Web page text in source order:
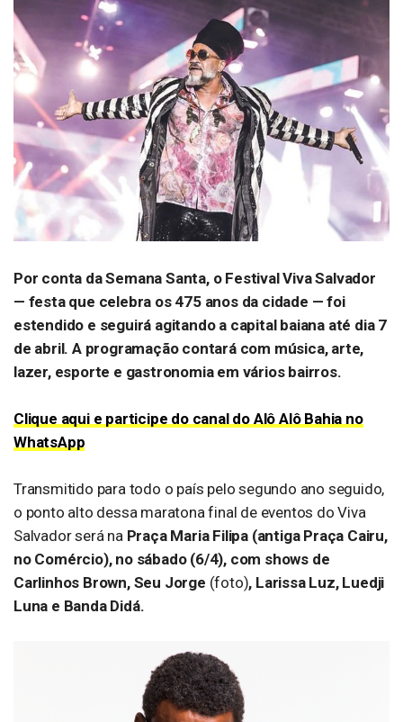
Por conta da Semana Santa, o Festival Viva Salvador
— festa que celebra os 475 anos da cidade — foi
estendido e seguirá agitando a capital baiana até dia 7
de abril. A programação contará com música, arte,
lazer, esporte e gastronomia em vários bairros.
Clique aqui e participe do canal do Alô Alô Bahia no
WhatsApp
Transmitido para todo o país pelo segundo ano seguido,
o ponto alto dessa maratona final de eventos do Viva
Salvador será na Praça Maria Filipa (antiga Praça Cairu,
no Comércio), no sábado (6/4), com shows de
Carlinhos Brown, Seu Jorge (foto), Larissa Luz, Luedji
Luna e Banda Didá.